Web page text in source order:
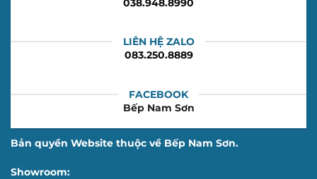
038.948.8990
LIÊN HỆ ZALO
083.250.8889
FACEBOOK
Bếp Nam Sơn
Bản quyền Website thuộc về Bếp Nam Sơn.
Showroom: